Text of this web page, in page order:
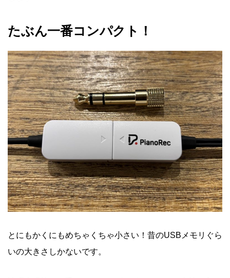
たぶん一番コンパクト！
とにもかくにもめちゃくちゃ小さい！昔のUSBメモリぐら
いの大きさしかないです。